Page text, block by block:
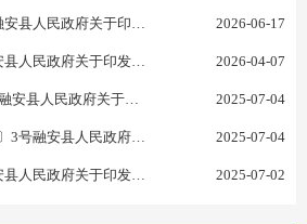
2026-06-17
融政发〔2026〕 11号 融安县人民政府关于印发《融安县国民经济和社会发展第十五个五年规划纲要》政策解读
2026-04-07
融政规〔2026〕1号融安县人民政府关于印发《2026—2030年融安县乡村振兴融安香杉苗木项目实施方案》政策解读
2025-07-04
融政发〔2025〕14号《融安县人民政府关于明确融安县渡口和渡运安全管理、各渡口审批情况的通知》政策解读
2025-07-04
【音频】融政规〔2025〕3号融安县人民政府关于印发《融安县建筑垃圾污染环境防治工作规划（2024—2035年）》政策解读
2025-07-02
融政规〔2025〕3号融安县人民政府关于印发《融安县建筑垃圾污染环境防治工作规划（2024—2035年）》政策解读